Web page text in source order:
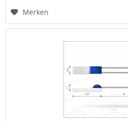
Merken